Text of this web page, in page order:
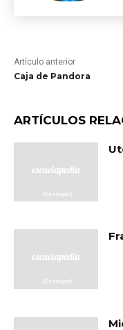
Artículo anterior
Caja de Pandora
ARTÍCULOS